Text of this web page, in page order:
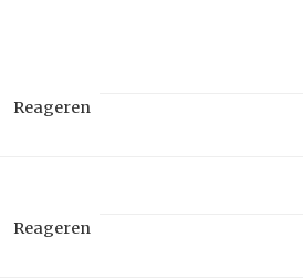
Reageren
Reageren